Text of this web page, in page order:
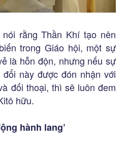
rằng Thần Khí tạo nên
trong Giáo hội, một sự
là hỗn độn, nhưng nếu sự
này được đón nhận với
đối thoại, thì sẽ luôn đem
hữu.
hành lang’